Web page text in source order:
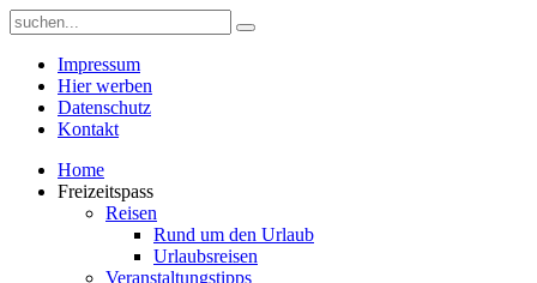
Impressum
Hier werben
Datenschutz
Kontakt
Home
Freizeitspass
Reisen
Rund um den Urlaub
Urlaubsreisen
Veranstaltungstipps